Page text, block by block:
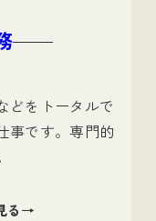
どをトータルで
事です。専門的
る